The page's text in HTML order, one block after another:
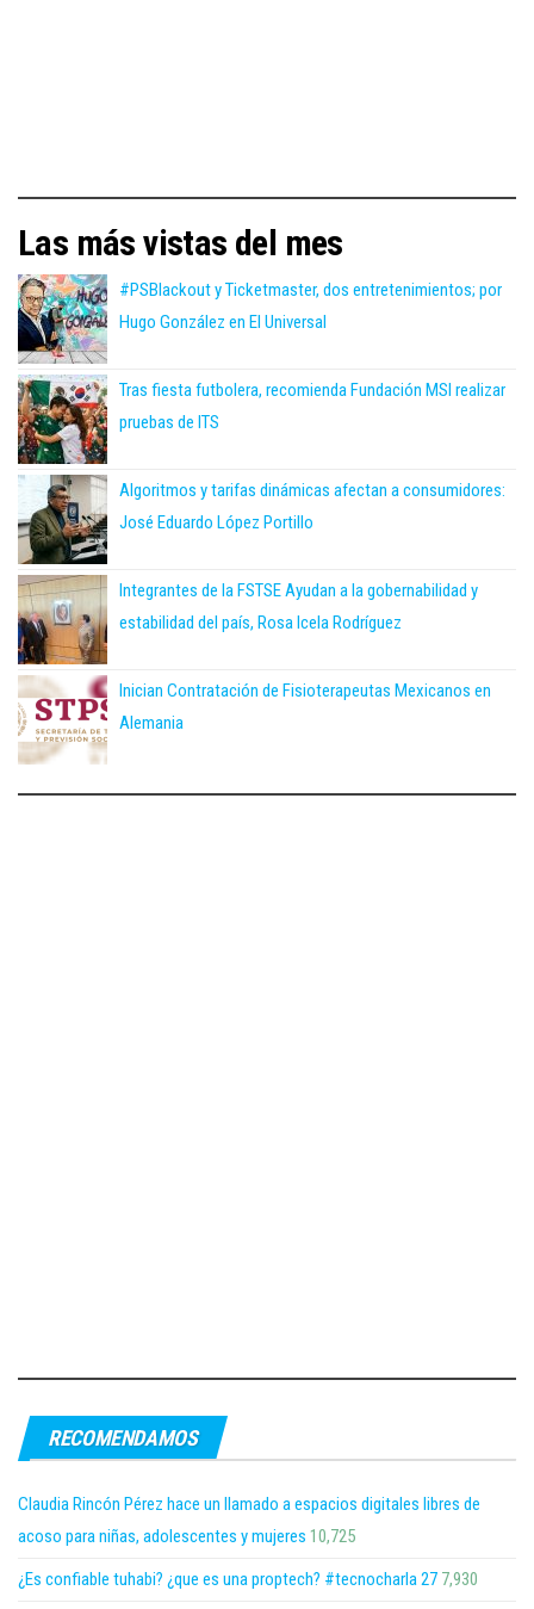
Las más vistas del mes
#PSBlackout y Ticketmaster, dos entretenimientos; por
Hugo González en El Universal
Tras fiesta futbolera, recomienda Fundación MSI realizar
pruebas de ITS
Algoritmos y tarifas dinámicas afectan a consumidores:
José Eduardo López Portillo
Integrantes de la FSTSE Ayudan a la gobernabilidad y
estabilidad del país, Rosa Icela Rodríguez
Inician Contratación de Fisioterapeutas Mexicanos en
Alemania
RECOMENDAMOS
Claudia Rincón Pérez hace un llamado a espacios digitales libres de
acoso para niñas, adolescentes y mujeres 10,725
¿Es confiable tuhabi? ¿que es una proptech? #tecnocharla 27 7,930